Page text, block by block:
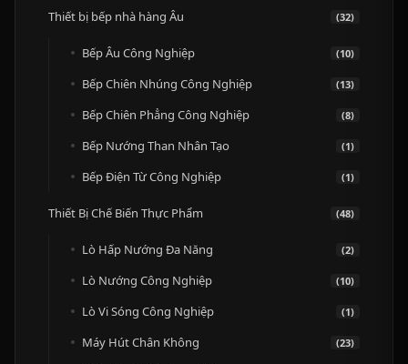
Thiết bị bếp nhà hàng Âu (32)
Bếp Âu Công Nghiệp (10)
Bếp Chiên Nhúng Công Nghiệp (13)
Bếp Chiên Phẳng Công Nghiệp (8)
Bếp Nướng Than Nhân Tạo (1)
Bếp Điện Từ Công Nghiệp (1)
Thiết Bị Chế Biến Thực Phẩm (48)
Lò Hấp Nướng Đa Năng (2)
Lò Nướng Công Nghiệp (10)
Lò Vi Sóng Công Nghiệp (1)
Máy Hút Chân Không (23)